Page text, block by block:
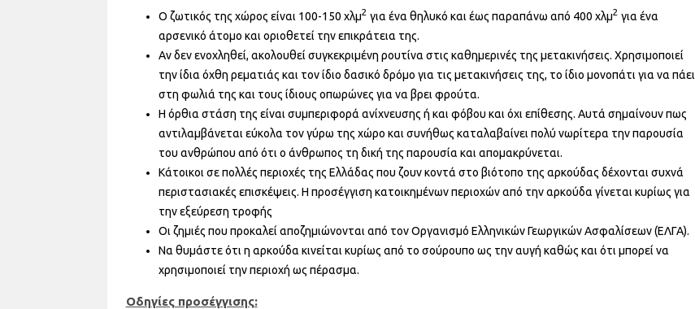
Ο ζωτικός της χώρος είναι 100-150 χλμ2 για ένα θηλυκό και έως παραπάνω από 400 χλμ2 για ένα
αρσενικό άτομο και οριοθετεί την επικράτεια της.
Αν δεν ενοχληθεί, ακολουθεί συγκεκριμένη ρουτίνα στις καθημερινές της μετακινήσεις. Χρησιμοποιεί
την ίδια όχθη ρεματιάς και τον ίδιο δασικό δρόμο για τις μετακινήσεις της, το ίδιο μονοπάτι για να πάει
στη φωλιά της και τους ίδιους οπωρώνες για να βρει φρούτα.
Η όρθια στάση της είναι συμπεριφορά ανίχνευσης ή και φόβου και όχι επίθεσης. Αυτά σημαίνουν πως
αντιλαμβάνεται εύκολα τον γύρω της χώρο και συνήθως καταλαβαίνει πολύ νωρίτερα την παρουσία
του ανθρώπου από ότι ο άνθρωπος τη δική της παρουσία και απομακρύνεται.
Κάτοικοι σε πολλές περιοχές της Ελλάδας που ζουν κοντά στο βιότοπο της αρκούδας δέχονται συχνά
περιστασιακές επισκέψεις. Η προσέγγιση κατοικημένων περιοχών από την αρκούδα γίνεται κυρίως για
την εξεύρεση τροφής
Οι ζημιές που προκαλεί αποζημιώνονται από τον Οργανισμό Ελληνικών Γεωργικών Ασφαλίσεων (ΕΛΓΑ).
Να θυμάστε ότι η αρκούδα κινείται κυρίως από το σούρουπο ως την αυγή καθώς και ότι μπορεί να
χρησιμοποιεί την περιοχή ως πέρασμα.
Οδηγίες προσέγγισης: